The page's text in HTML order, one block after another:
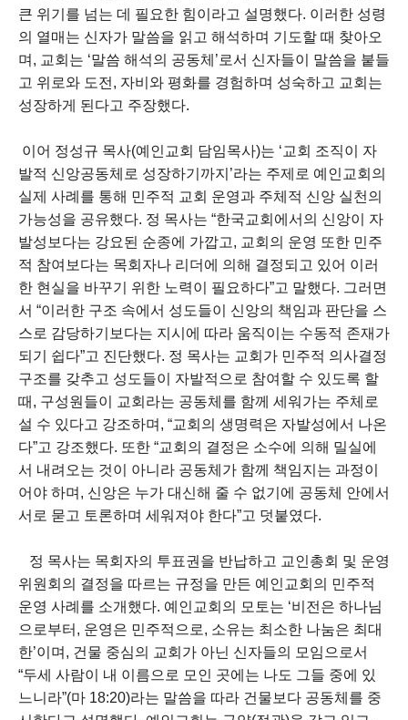
큰 위기를 넘는 데 필요한 힘이라고 설명했다. 이러한 성령
의 열매는 신자가 말씀을 읽고 해석하며 기도할 때 찾아오
며, 교회는 ‘말씀 해석의 공동체’로서 신자들이 말씀을 붙들
고 위로와 도전, 자비와 평화를 경험하며 성숙하고 교회는
성장하게 된다고 주장했다.
이어 정성규 목사(예인교회 담임목사)는 ‘교회 조직이 자
발적 신앙공동체로 성장하기까지’라는 주제로 예인교회의
실제 사례를 통해 민주적 교회 운영과 주체적 신앙 실천의
가능성을 공유했다. 정 목사는 “한국교회에서의 신앙이 자
발성보다는 강요된 순종에 가깝고, 교회의 운영 또한 민주
적 참여보다는 목회자나 리더에 의해 결정되고 있어 이러
한 현실을 바꾸기 위한 노력이 필요하다”고 말했다. 그러면
서 “이러한 구조 속에서 성도들이 신앙의 책임과 판단을 스
스로 감당하기보다는 지시에 따라 움직이는 수동적 존재가
되기 쉽다”고 진단했다. 정 목사는 교회가 민주적 의사결정
구조를 갖추고 성도들이 자발적으로 참여할 수 있도록 할
때, 구성원들이 교회라는 공동체를 함께 세워가는 주체로
설 수 있다고 강조하며, “교회의 생명력은 자발성에서 나온
다”고 강조했다. 또한 “교회의 결정은 소수에 의해 밀실에
서 내려오는 것이 아니라 공동체가 함께 책임지는 과정이
어야 하며, 신앙은 누가 대신해 줄 수 없기에 공동체 안에서
서로 묻고 토론하며 세워져야 한다”고 덧붙였다.
정 목사는 목회자의 투표권을 반납하고 교인총회 및 운영
위원회의 결정을 따르는 규정을 만든 예인교회의 민주적
운영 사례를 소개했다. 예인교회의 모토는 ‘비전은 하나님
으로부터, 운영은 민주적으로, 소유는 최소한 나눔은 최대
한’이며, 건물 중심의 교회가 아닌 신자들의 모임으로서
“두세 사람이 내 이름으로 모인 곳에는 나도 그들 중에 있
느니라”(마 18:20)라는 말씀을 따라 건물보다 공동체를 중